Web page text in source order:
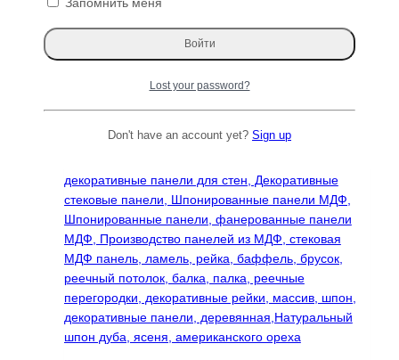
11200 ₽
–
товар
имеет
несколько
можно
на
странице
товара.
Lost your password?
Don't have an account yet? Sign up